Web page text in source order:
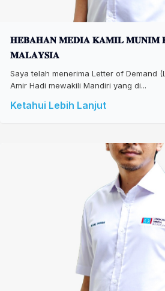
𝐇𝐄𝐁𝐀𝐇𝐀𝐍 𝐌𝐄𝐃𝐈𝐀 𝐊𝐀𝐌𝐈𝐋 𝐌𝐔𝐍𝐈𝐌
𝐌𝐀𝐋𝐀𝐘𝐒𝐈𝐀
Saya telah menerima Letter of Demand
Amir Hadi mewakili Mandiri yang di...
Ketahui Lebih Lanjut